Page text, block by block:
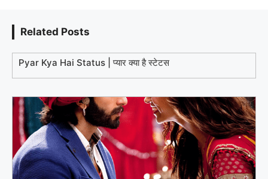
Related Posts
Pyar Kya Hai Status | प्यार क्या है स्टेटस